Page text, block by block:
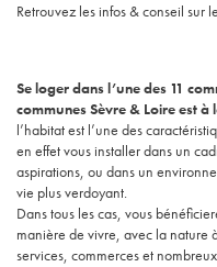
Retrouvez les infos & conseil sur
Se loger dans l’une des 11
communes Sèvre & Loire est
l’habitat est l’une des
en effet vous installer dans un
aspirations, ou dans un
vie plus verdoyant.
Dans tous les cas, vous
manière de vivre, avec la nature
services, commerces et